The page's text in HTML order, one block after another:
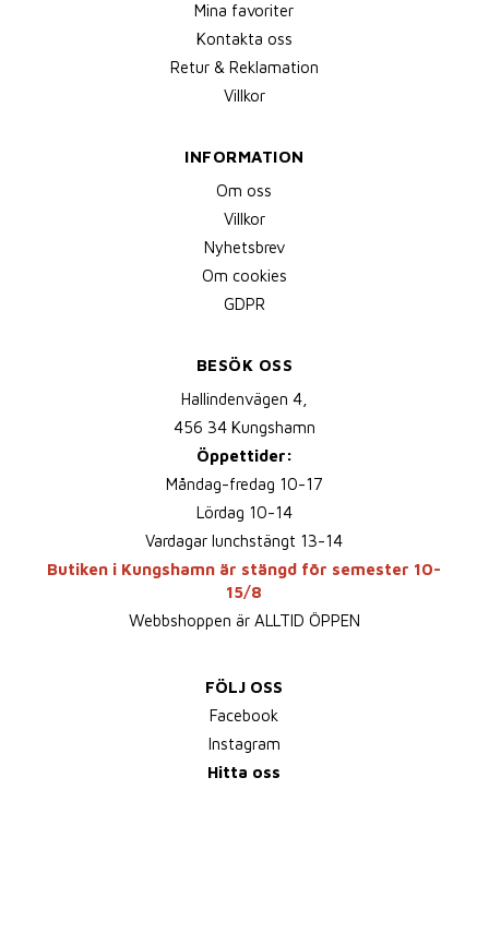
Mina favoriter
Kontakta oss
Retur & Reklamation
Villkor
INFORMATION
Om oss
Villkor
Nyhetsbrev
Om cookies
GDPR
BESÖK OSS
Hallindenvägen 4,
456 34 Kungshamn
Öppettider:
Måndag-fredag 10-17
Lördag 10-14
Vardagar lunchstängt 13-14
Butiken i Kungshamn är stängd för semester 10-
15/8
Webbshoppen är ALLTID ÖPPEN
FÖLJ OSS
Facebook
Instagram
Hitta oss